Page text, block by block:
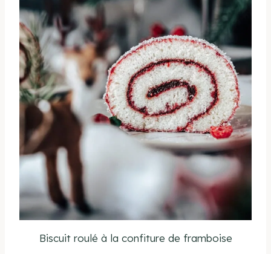
Biscuit roulé à la confiture de framboise